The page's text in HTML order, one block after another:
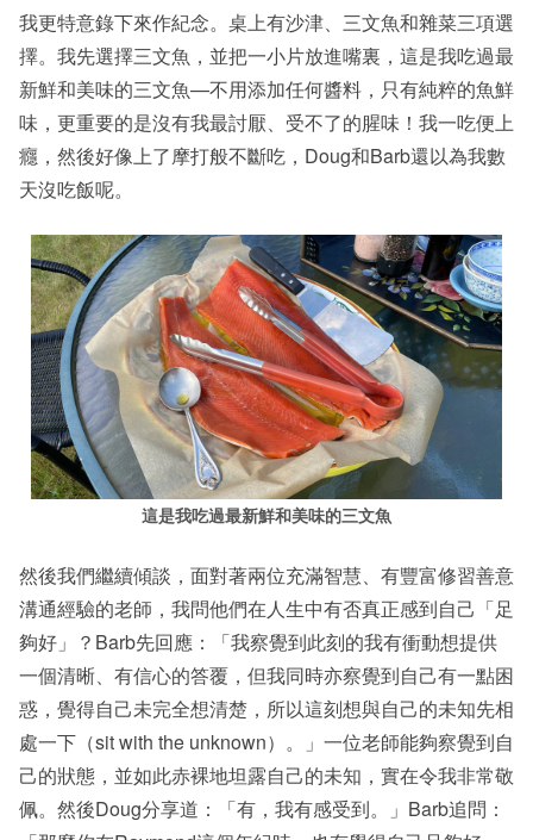
我更特意錄下來作紀念。桌上有沙津、三文魚和雜菜三項選
擇。我先選擇三文魚，並把一小片放進嘴裏，這是我吃過最
新鮮和美味的三文魚—不用添加任何醬料，只有純粹的魚鮮
味，更重要的是沒有我最討厭、受不了的腥味！我一吃便上
癮，然後好像上了摩打般不斷吃，Doug和Barb還以為我數
天沒吃飯呢。
這是我吃過最新鮮和美味的三文魚
然後我們繼續傾談，面對著兩位充滿智慧、有豐富修習善意
溝通經驗的老師，我問他們在人生中有否真正感到自己「足
夠好」？Barb先回應：「我察覺到此刻的我有衝動想提供
一個清晰、有信心的答覆，但我同時亦察覺到自己有一點困
惑，覺得自己未完全想清楚，所以這刻想與自己的未知先相
處一下（sit with the unknown）。」一位老師能夠察覺到自
己的狀態，並如此赤裸地坦露自己的未知，實在令我非常敬
佩。然後Doug分享道：「有，我有感受到。」Barb追問：